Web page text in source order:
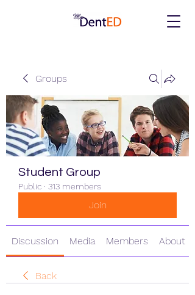
Groups
Student Group
Public · 313 members
Join
Discussion Media Members About
Back